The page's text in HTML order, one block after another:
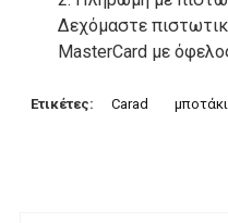
Δεχόμαστε
MasterCard με
μας κατάστημα
Ετικέτες: Carad μποτάκι